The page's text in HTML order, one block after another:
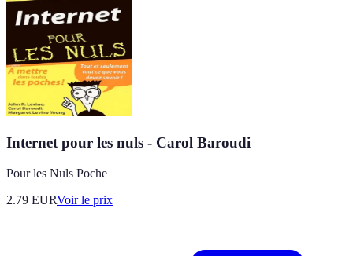
Internet pour les nuls - Carol Baroudi
Pour les Nuls Poche
2.79 EURVoir le prix